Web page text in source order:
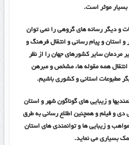
بسیار موثر است.
و دیگر رسانه های گروهی را نمی توان
استان و پیام رسانی و انتقال فرهنگ و
مردمان سایر کشورهای جهان را از نظر
همه مقوله ها، مشخص و مبرهن
مطبوعات استانی و کشوری باشیم.
و زیبایی های گوناگون شهر و استان
و فیلم و همچنین اطلاع رسانی به طرق
و زیبایی ها و توانمندی های استان
بسیاری می نماید.